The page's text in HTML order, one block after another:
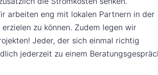
arbeiten eng mit lokalen Partnern in der
zu können. Zudem legen wir
Jeder, der sich einmal richtig
jederzeit zu einem